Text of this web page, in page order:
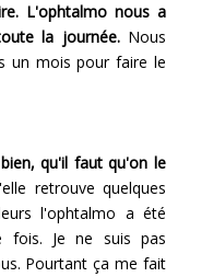
L'ophtalmo nous a
la journée.Nous
un mois pour faire le
qu'il faut qu'on le
retrouve quelques
l'ophtalmo a été
fois. Je ne suis pas
Pourtant ça me fait